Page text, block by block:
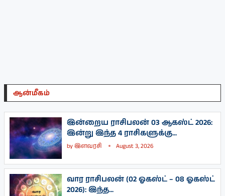
ஆன்மீகம்
இன்றைய ராசிபலன் 03 ஆகஸ்ட் 2026:
இன்று இந்த 4 ராசிகளுக்கு...
byஇளவரசி August 3, 2026
வார ராசிபலன் (02 ஓகஸ்ட் – 08 ஓகஸ்ட்
2026): இந்த...